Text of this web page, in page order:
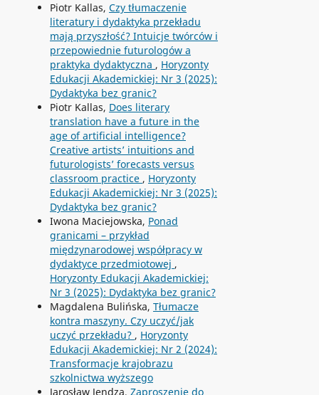
Piotr Kallas, Czy tłumaczenie
literatury i dydaktyka przekładu
mają przyszłość? Intuicje twórców i
przepowiednie futurologów a
praktyka dydaktyczna , Horyzonty
Edukacji Akademickiej: Nr 3 (2025):
Dydaktyka bez granic?
Piotr Kallas, Does literary
translation have a future in the
age of artificial intelligence?
Creative artists’ intuitions and
futurologists’ forecasts versus
classroom practice , Horyzonty
Edukacji Akademickiej: Nr 3 (2025):
Dydaktyka bez granic?
Iwona Maciejowska, Ponad
granicami – przykład
międzynarodowej współpracy w
dydaktyce przedmiotowej ,
Horyzonty Edukacji Akademickiej:
Nr 3 (2025): Dydaktyka bez granic?
Magdalena Bulińska, Tłumacze
kontra maszyny. Czy uczyć/jak
uczyć przekładu? , Horyzonty
Edukacji Akademickiej: Nr 2 (2024):
Transformacje krajobrazu
szkolnictwa wyższego
Jarosław Jendza, Zaproszenie do